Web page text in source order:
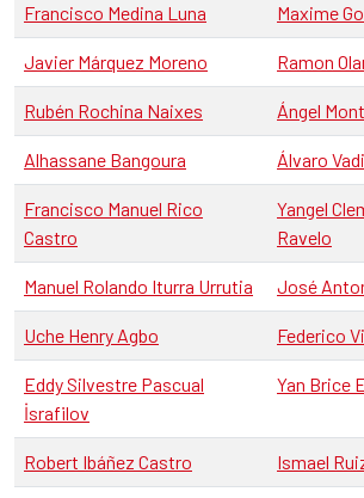
Francisco Medina Luna Maxime
Javier Márquez Moreno Ramon
Rubén Rochina Naixes Ángel
Alhassane Bangoura Álvaro
Francisco Manuel Rico
Castro
Yangel
Ravelo
Manuel Rolando Iturra Urrutia José
Uche Henry Agbo Federico
Eddy Silvestre Pascual
İsrafilov
Yan Brice
Robert Ibáñez Castro Ismael